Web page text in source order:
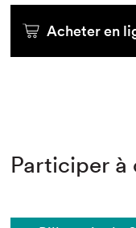
Acheter en
Participer